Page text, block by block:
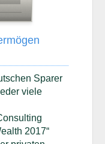
Sparer
viele
2017“